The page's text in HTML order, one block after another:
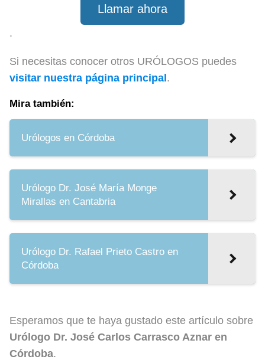
Llamar ahora
.
Si necesitas conocer otros URÓLOGOS puedes
visitar nuestra página principal .
Mira también:
Urólogos en Córdoba
Urólogo Dr. José María Monge
Mirallas en Cantabria
Urólogo Dr. Rafael Prieto Castro en
Córdoba
Esperamos que te haya gustado este artículo sobre
Urólogo Dr. José Carlos Carrasco Aznar en
Córdoba.